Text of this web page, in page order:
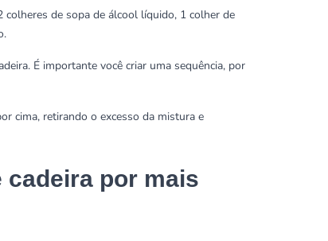
de sopa de álcool líquido, 1 colher de
É importante você criar uma sequência, por
cima, retirando o excesso da mistura e
cadeira por mais